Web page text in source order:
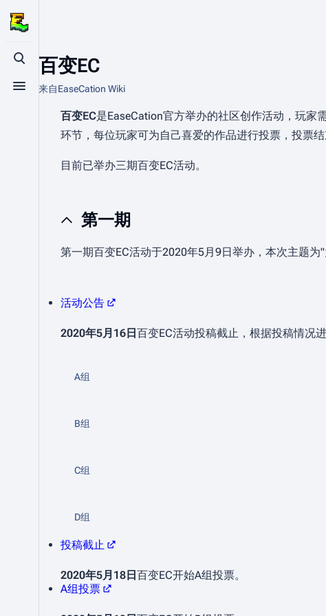
打开/关闭搜索
打开/关闭菜单
百变EC
来自EaseCation Wiki
百变EC是EaseCation官方举办的社区创作活动，玩家
环节，每位玩家可为自己喜爱的作品进行投票，投票结
目前已举办三期百变EC活动。
第一期
第一期百变EC活动于2020年5月9日举办，本次主题为
活动公告
2020年5月16日百变EC活动投稿截止，根据投稿情况
A组
B组
C组
D组
投稿截止
2020年5月18日百变EC开始A组投票。
A组投票